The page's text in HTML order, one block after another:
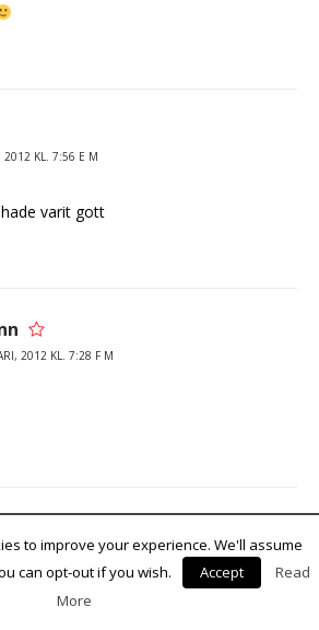
2012 KL. 7:56 E M
varit gott
2012 KL. 7:28 F M
2012 KL. 9:26 E M
om det går att göra om mormors
to improve your experience. We'll assume
can opt-out if you wish.
Accept
Read
More